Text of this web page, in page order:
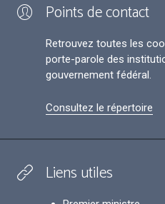
Points de contact
Retrouvez toutes les
porte-parole des
gouvernement fédéral.
Consultez le répertoire
Liens utiles